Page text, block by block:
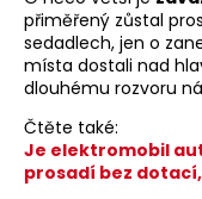
přiměřený zůstal
sedadlech, jen o
místa dostali nad
dlouhému rozvoru
Čtěte také:
Je elektromobil
prosadí bez